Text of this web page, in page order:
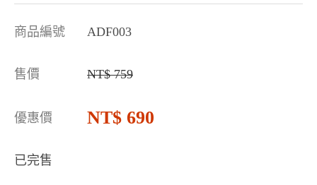
商品編號 ADF003
售價 759
優惠價 690
已完售